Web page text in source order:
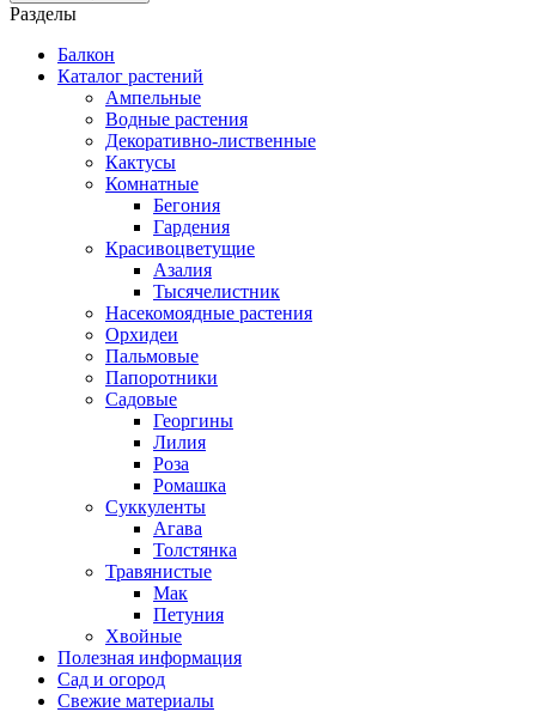
Разделы
Балкон
Каталог растений
Ампельные
Водные растения
Декоративно-лиственные
Кактусы
Комнатные
Бегония
Гардения
Красивоцветущие
Азалия
Тысячелистник
Насекомоядные растения
Орхидеи
Пальмовые
Папоротники
Садовые
Георгины
Лилия
Роза
Ромашка
Суккуленты
Агава
Толстянка
Травянистые
Мак
Петуния
Хвойные
Полезная информация
Сад и огород
Свежие материалы